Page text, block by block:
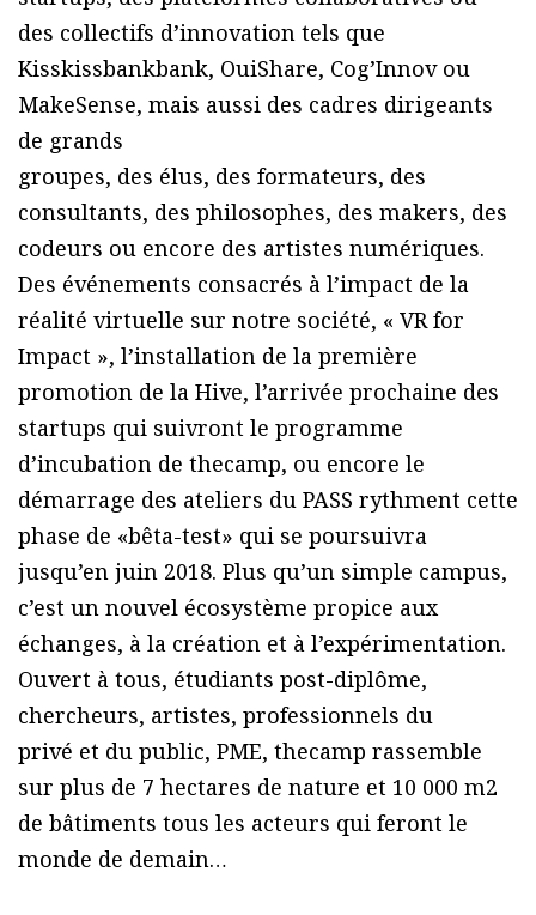
des collectifs d’innovation tels que
Kisskissbankbank, OuiShare, Cog’Innov ou
MakeSense, mais aussi des cadres dirigeants
de grands
groupes, des élus, des formateurs, des
consultants, des philosophes, des makers, des
codeurs ou encore des artistes numériques.
Des événements consacrés à l’impact de la
réalité virtuelle sur notre société, « VR for
Impact », l’installation de la première
promotion de la Hive, l’arrivée prochaine des
startups qui suivront le programme
d’incubation de thecamp, ou encore le
démarrage des ateliers du PASS rythment cette
phase de «bêta-test» qui se poursuivra
jusqu’en juin 2018. Plus qu’un simple campus,
c’est un nouvel écosystème propice aux
échanges, à la création et à l’expérimentation.
Ouvert à tous, étudiants post-diplôme,
chercheurs, artistes, professionnels du
privé et du public, PME, thecamp rassemble
sur plus de 7 hectares de nature et 10 000 m2
de bâtiments tous les acteurs qui feront le
monde de demain…